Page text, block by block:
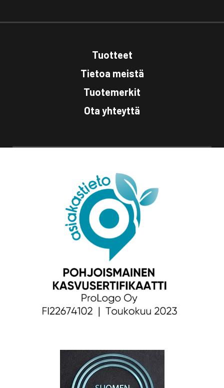
Tuotteet
Tietoa meistä
Tuotemerkit
Ota yhteyttä